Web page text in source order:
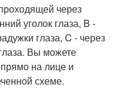
через
уголок глаза, B -
глаза, C - через
Вы можете
на лице и
схеме.